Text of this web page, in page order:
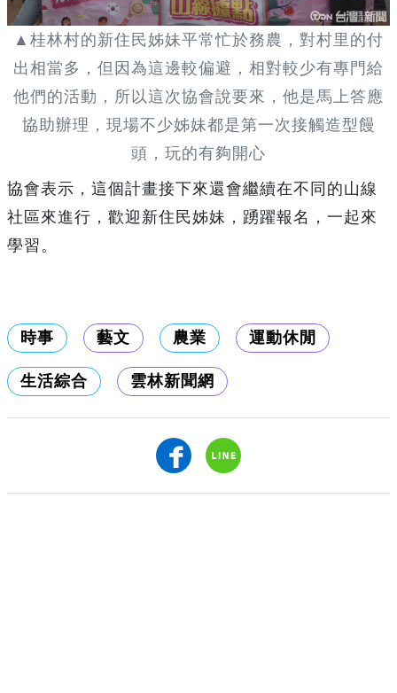
▲桂林村的新住民姊妹平常忙於務農，對村里的付
出相當多，但因為這邊較偏避，相對較少有專門給
他們的活動，所以這次協會說要來，他是馬上答應
協助辦理，現場不少姊妹都是第一次接觸造型饅
頭，玩的有夠開心
協會表示，這個計畫接下來還會繼續在不同的山線
社區來進行，歡迎新住民姊妹，踴躍報名，一起來
學習。
時事 藝文 農業 運動休閒
生活綜合 雲林新聞網